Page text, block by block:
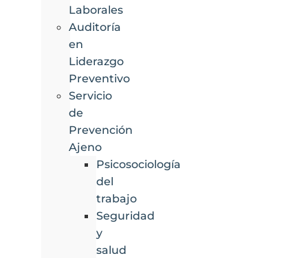
Laborales
Auditoría
en
Liderazgo
Preventivo
Servicio
de
Prevención
Ajeno
Psicosociología
del
trabajo
Seguridad
y
salud